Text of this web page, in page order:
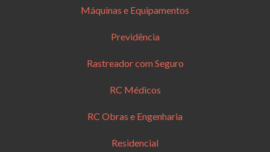
Máquinas e Equipamentos
Previdência
Rastreador com Seguro
RC Médicos
RC Obras e Engenharia
Residencial